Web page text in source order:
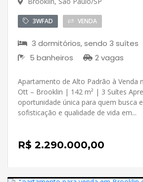
3WFAD VENDA
3 dormitórios, sendo 3 suítes
5 banheiros
2 vagas
Apartamento de Alto Padrão à Venda
Ott – Brooklin | 142 m² | 3 Suítes
oportunidade única para quem busca
sofisticação e qualidade de vida em...
R$ 2.290.000,00